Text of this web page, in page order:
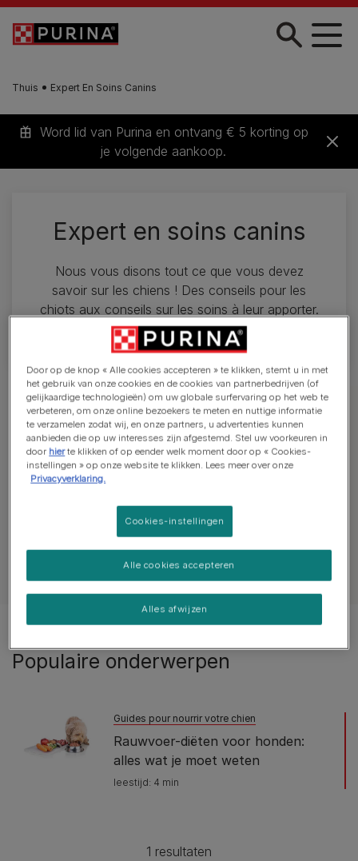
Skip to main content
Thuis Expert En Soins Canins
Word lid van Purina en ontvang € 5 korting op
je volgende aankoop.
Expert en soins canins
Nous vous disons tout ce que vous devez
savoir sur les chiens ! Des conseils pour les
chiots aux conseils sur les soins à leur apporter.
Découvrez-les ici.
En savoir plus sur les soins des
chiens
Conseils sur les chiots Comportement des
Resultaten 1 van 1 artikelen
Populaire onderwerpen
Guides pour nourrir votre chien
Rauwvoer-diëten voor honden:
alles wat je moet weten
leestijd: 4 min
1 resultaten​
Door op de knop « Alle cookies accepteren » te klikken, stemt u in met
het gebruik van onze cookies en de cookies van partnerbedrijven (of
gelijkaardige technologieën) om uw globale surfervaring op het web te
verbeteren, om onze online bezoekers te meten en nuttige informatie
te verzamelen zodat wij, en onze partners, u advertenties kunnen
aanbieden die op uw interesses zijn afgestemd. Stel uw voorkeuren in
door hierte klikken of op eender welk moment door op « Cookies-
instellingen » op onze website te klikken. Lees meer over onze
Privacyverklaring.
Cookies-instellingen
Alles afwijzen
Alle cookies accepteren